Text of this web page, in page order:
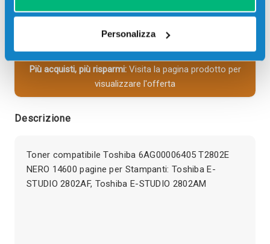
Personalizza
giorni
07
ore
16
min sec
Più acquisti, più risparmi:Visita la pagina prodotto per
visualizzare l'offerta
Descrizione
Toner compatibile Toshiba 6AG00006405 T2802E
NERO 14600 pagine per Stampanti: Toshiba E-
STUDIO 2802AF, Toshiba E-STUDIO 2802AM